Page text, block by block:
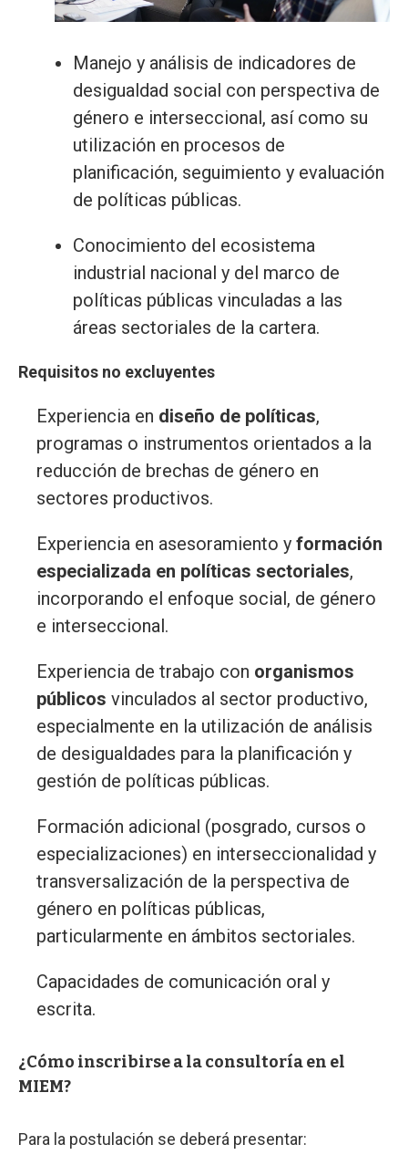
Manejo y análisis de indicadores de
desigualdad social con perspectiva de
género e interseccional, así como su
utilización en procesos de
planificación, seguimiento y evaluación
de políticas públicas.
Conocimiento del ecosistema
industrial nacional y del marco de
políticas públicas vinculadas a las
áreas sectoriales de la cartera.
Requisitos no excluyentes
Experiencia en diseño de políticas,
programas o instrumentos orientados a la
reducción de brechas de género en
sectores productivos.
Experiencia en asesoramiento y formación
especializada en políticas sectoriales,
incorporando el enfoque social, de género
e interseccional.
Experiencia de trabajo con organismos
públicos vinculados al sector productivo,
especialmente en la utilización de análisis
de desigualdades para la planificación y
gestión de políticas públicas.
Formación adicional (posgrado, cursos o
especializaciones) en interseccionalidad y
transversalización de la perspectiva de
género en políticas públicas,
particularmente en ámbitos sectoriales.
Capacidades de comunicación oral y
escrita.
¿Cómo inscribirse a la consultoría en el
MIEM?
Para la postulación se deberá presentar: